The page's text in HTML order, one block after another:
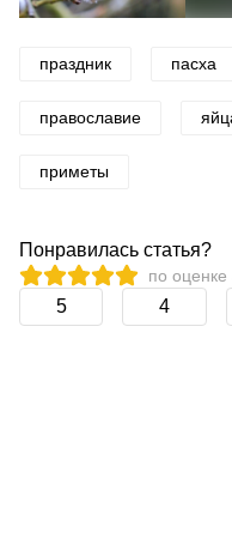
праздник пасха
православие
приметы
Понравилась статья?
по оценке
5 4